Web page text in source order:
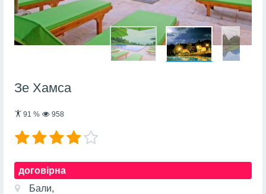
Зе Хамса
91 % 958
договірна
Бали,